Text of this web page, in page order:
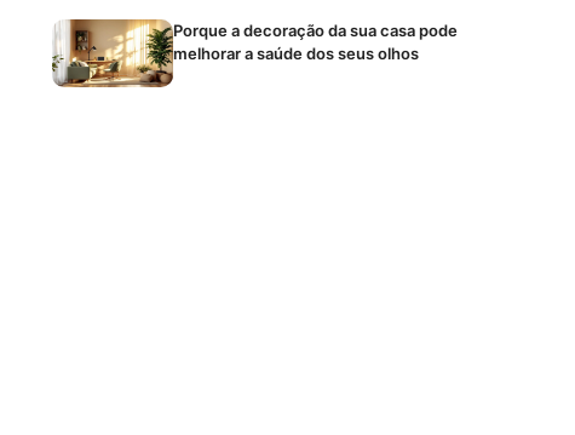
Porque a decoração da sua casa pode
melhorar a saúde dos seus olhos